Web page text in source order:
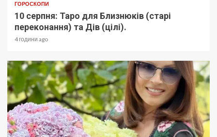
ГОРОСКОПИ
10 серпня: Таро для Близнюків (старі
переконання) та Дів (цілі).
4 години ago